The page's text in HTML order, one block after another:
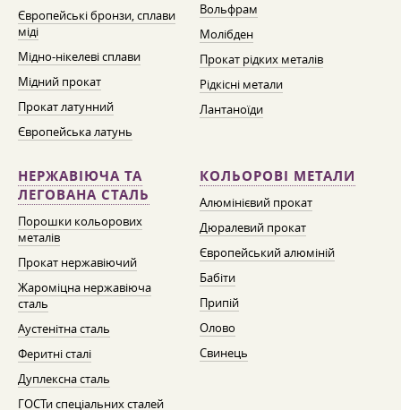
Європейські бронзи, сплави
міді
Мідно-нікелеві сплави
Мідний прокат
Прокат латунний
Європейська латунь
Вольфрам
Молібден
Прокат рідких металів
Рідкісні метали
Лантаноїди
НЕРЖАВІЮЧА ТА
ЛЕГОВАНА СТАЛЬ
Порошки кольорових
металів
Прокат нержавіючий
Жароміцна нержавіюча
сталь
Аустенітна сталь
Феритні сталі
Дуплексна сталь
ГОСТи спеціальних сталей
КОЛЬОРОВІ МЕТАЛИ
Алюмінієвий прокат
Дюралевий прокат
Європейський алюміній
Бабіти
Припій
Олово
Свинець